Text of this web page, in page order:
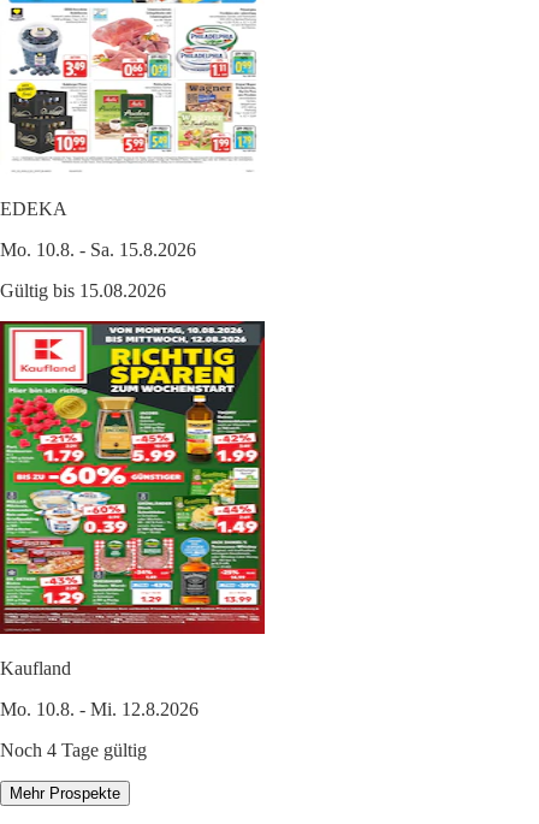
EDEKA
Mo. 10.8. - Sa. 15.8.2026
Gültig bis 15.08.2026
Kaufland
Mo. 10.8. - Mi. 12.8.2026
Noch 4 Tage gültig
Mehr Prospekte